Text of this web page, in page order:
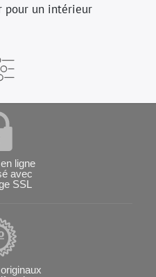
pour un intérieur
ligne
avec
SSL